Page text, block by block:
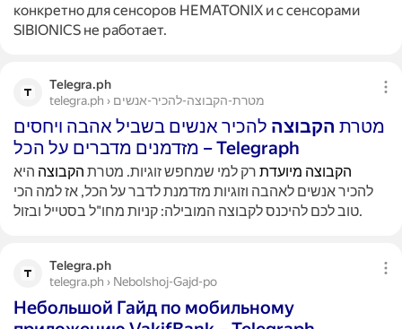
конкретно для сенсоров HEMATONIX и с сенсорами
SIBIONICS не работает.
Telegra.ph
telegra.ph › מטרת-הקבוצה-להכיר-אנשים
מטרת הקבוצה להכיר אנשים בשביל אהבה ויחסים
מזדמנים מדברים על הכל – Telegraph
הקבוצה מיועדת רק למי שמחפש זוגיות. מטרת הקבוצה היא
להכיר אנשים לאהבה וזוגיות מזדמנת לדבר על הכל, אז למה הכי
טוב לכם להיכנס לקבוצה המובילה: קניות מחו"ל בסטייל ובזול.
Telegra.ph
telegra.ph › Nebolshoj-Gajd-po
Небольшой Гайд по мобильному